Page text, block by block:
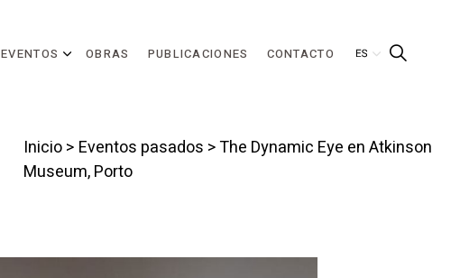
EVENTOS OBRAS PUBLICACIONES CONTACTO
Inicio> Eventos pasados > The Dynamic Eye en Atkinson
Museum, Porto